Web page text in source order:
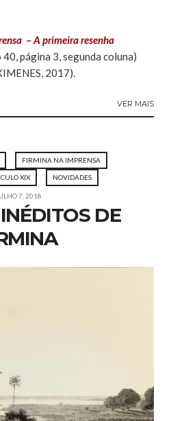
– A primeira resenha
40, página 3, segunda coluna)
2017).
VER MAIS
FIRMINA NA IMPRENSA
XIX NOVIDADES
7, 2018
DE